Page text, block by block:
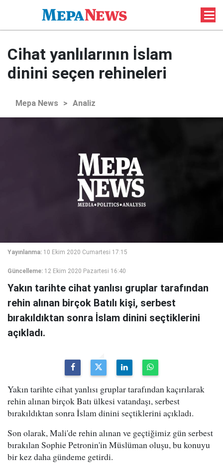
Cihat yanlılarının İslam
dinini seçen rehineleri
Mepa News > Analiz
Yayınlanma: 10 Ekim 2020 Cumartesi 17:15
Güncelleme: 12 Ekim 2020 Pazartesi 16:40
Yakın tarihte cihat yanlısı gruplar tarafından
rehin alınan birçok Batılı kişi, serbest
bırakıldıktan sonra İslam dinini seçtiklerini
açıkladı.
Yakın tarihte cihat yanlısı gruplar tarafından kaçırılarak
rehin alınan birçok Batı ülkesi vatandaşı, serbest
bırakıldıktan sonra İslam dinini seçtiklerini açıkladı.
Son olarak, Mali'de rehin alınan ve geçtiğimiz gün serbest
bırakılan Sophie Petronin'in Müslüman oluşu, bu konuyu
bir kez daha gündeme getirdi.